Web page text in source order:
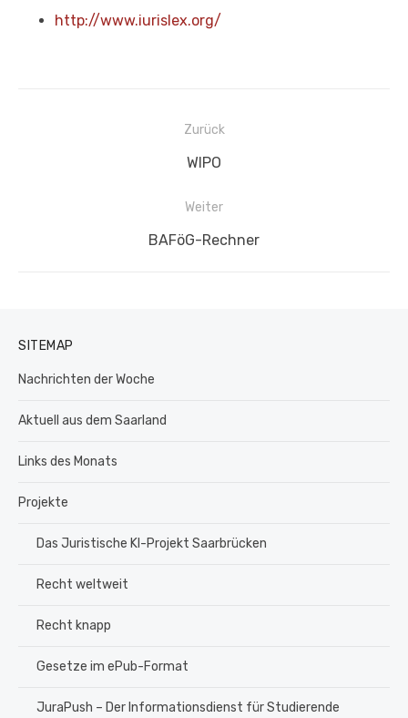
http://www.iurislex.org/
Beitragsnavigation
Zurück
Vorheriger
WIPO
Weiter
Nächster
BAFöG-Rechner
SITEMAP
Nachrichten der Woche
Aktuell aus dem Saarland
Links des Monats
Projekte
Das Juristische KI-Projekt Saarbrücken
Recht weltweit
Recht knapp
Gesetze im ePub-Format
JuraPush – Der Informationsdienst für Studierende